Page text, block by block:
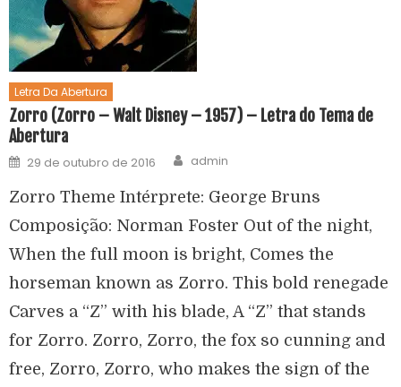
Letra Da Abertura
Zorro (Zorro – Walt Disney – 1957) – Letra do Tema de
Abertura
29 de outubro de 2016 admin
Zorro Theme Intérprete: George Bruns
Composição: Norman Foster Out of the night,
When the full moon is bright, Comes the
horseman known as Zorro. This bold renegade
Carves a “Z” with his blade, A “Z” that stands
for Zorro. Zorro, Zorro, the fox so cunning and
free, Zorro, Zorro, who makes the sign of the